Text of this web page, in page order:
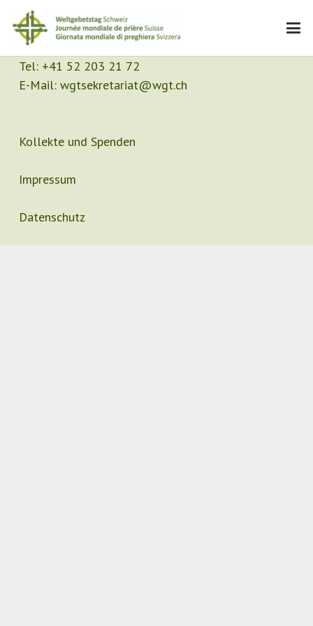
Kontakt
Sekretariat
Tel: +41 52 203 21 72
E-Mail: wgtsekretariat@wgt.ch
Kollekte und Spenden
Impressum
Datenschutz